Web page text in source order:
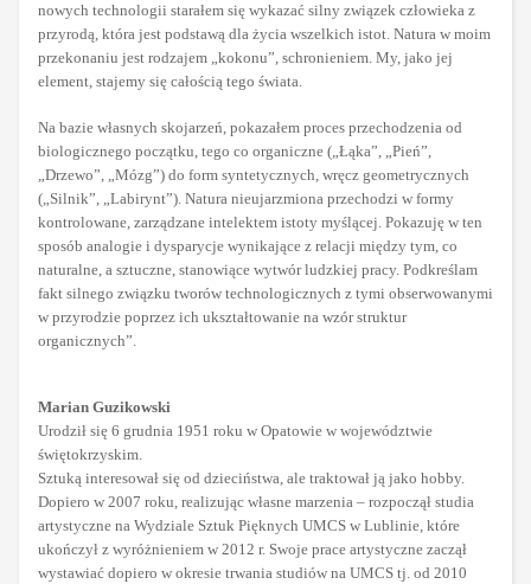
nowych technologii starałem się wykazać silny związek człowieka z
przyrodą, która jest podstawą dla życia wszelkich istot. Natura w moim
przekonaniu jest rodzajem „kokonu”, schronieniem. My, jako jej
element, stajemy się całością tego świata.
Na bazie własnych skojarzeń, pokazałem proces przechodzenia od
biologicznego początku, tego co organiczne („Łąka”, „Pień”,
„Drzewo”, „Mózg”) do form syntetycznych, wręcz geometrycznych
(„Silnik”, „Labirynt”). Natura nieujarzmiona przechodzi w formy
kontrolowane, zarządzane intelektem istoty myślącej. Pokazuję w ten
sposób analogie i dysparycje wynikające z relacji między tym, co
naturalne, a sztuczne, stanowiące wytwór ludzkiej pracy. Podkreślam
fakt silnego związku tworów technologicznych z tymi obserwowanymi
w przyrodzie poprzez ich ukształtowanie na wzór struktur
organicznych”.
Marian Guzikowski
Urodził się 6 grudnia 1951 roku w Opatowie w województwie
świętokrzyskim.
Sztuką interesował się od dzieciństwa, ale traktował ją jako hobby.
Dopiero w 2007 roku, realizując własne marzenia – rozpoczął studia
artystyczne na Wydziale Sztuk Pięknych UMCS w Lublinie, które
ukończył z wyróżnieniem w 2012 r. Swoje prace artystyczne zaczął
wystawiać dopiero w okresie trwania studiów na UMCS tj. od 2010